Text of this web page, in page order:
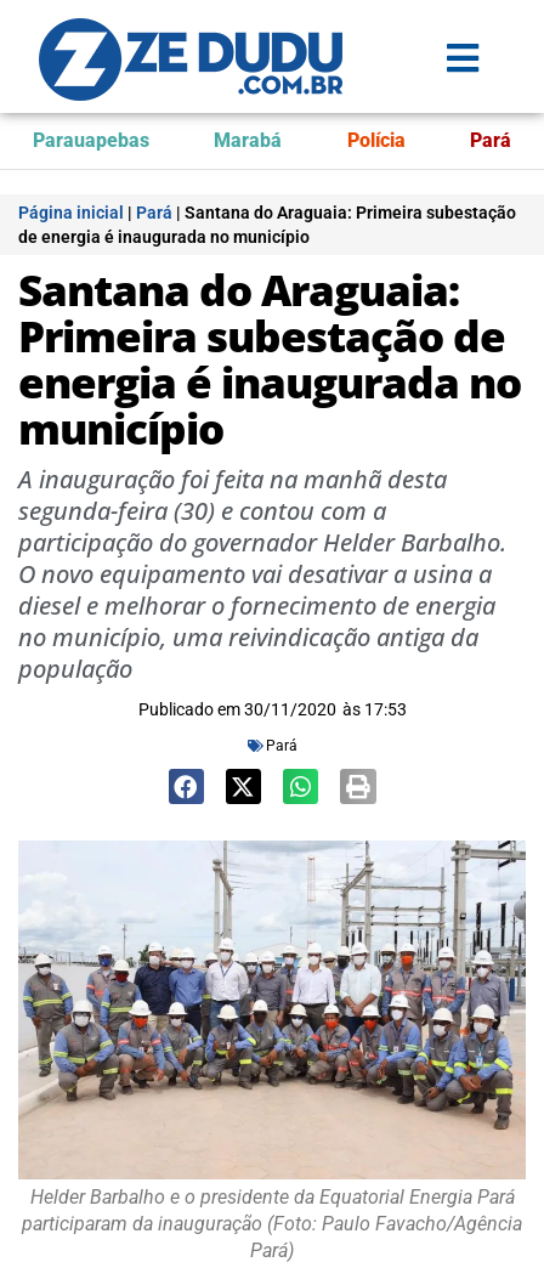
Parauapebas Marabá Polícia Pará
Página inicial | Pará | Santana do Araguaia: Primeira subestação
de energia é inaugurada no município
Santana do Araguaia:
Primeira subestação de
energia é inaugurada no
município
A inauguração foi feita na manhã desta
segunda-feira (30) e contou com a
participação do governador Helder Barbalho.
O novo equipamento vai desativar a usina a
diesel e melhorar o fornecimento de energia
no município, uma reivindicação antiga da
população
Publicado em 30/11/2020 às 17:53
Pará
Helder Barbalho e o presidente da Equatorial Energia Pará
participaram da inauguração (Foto: Paulo Favacho/Agência
Pará)